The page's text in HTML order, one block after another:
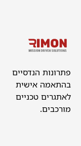
פתרונות הנדסיים
בהתאמה אישית
לאתגרים טכניים
מורכבים.